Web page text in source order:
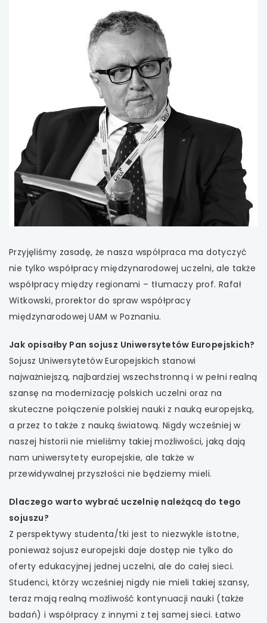
uwaga, link otwiera się w nowej karcie
uwaga, link otwiera się w nowej karcie
uwaga, link otwiera się w nowej karcie
uwaga, link otwiera się w nowej karcie
uwaga, link otwiera się w nowej karcie
uwaga, link otwiera się w nowej karcie
uwaga, link otwiera się w nowej karcie
uwaga, link otwiera się w nowej karcie
uwaga, link otwiera się w nowej karcie
uwaga, link otwiera się w nowej karcie
uwaga, link otwiera się w nowej karcie
uwaga, link otwiera się w nowej karcie
uwaga, link otwiera się w nowej karcie
uwaga, link otwiera się w nowej karcie
uwaga, link otwiera się w nowej karcie
uwaga, link otwiera się w nowej karcie
uwaga, link otwiera się w nowej karcie
uwaga, link otwiera się w nowej karcie
uwaga, link otwiera się w nowej karcie
uwaga, link otwiera się w nowej karcie
uwaga, link otwiera się w nowej karcie
Przyjęliśmy zasadę, że nasza współpraca ma dotyczyć
nie tylko współpracy międzynarodowej uczelni, ale także
współpracy między regionami – tłumaczy prof. Rafał
Witkowski, prorektor do spraw współpracy
międzynarodowej UAM w Poznaniu.
Jak opisałby Pan sojusz Uniwersytetów Europejskich?
Sojusz Uniwersytetów Europejskich stanowi
najważniejszą, najbardziej wszechstronną i w pełni realną
szansę na modernizację polskich uczelni oraz na
skuteczne połączenie polskiej nauki z nauką europejską,
a przez to także z nauką światową. Nigdy wcześniej w
naszej historii nie mieliśmy takiej możliwości, jaką dają
nam uniwersytety europejskie, ale także w
przewidywalnej przyszłości nie będziemy mieli.
Dlaczego warto wybrać uczelnię należącą do tego
sojuszu?
Z perspektywy studenta/tki jest to niezwykle istotne,
ponieważ sojusz europejski daje dostęp nie tylko do
oferty edukacyjnej jednej uczelni, ale do całej sieci.
Studenci, którzy wcześniej nigdy nie mieli takiej szansy,
teraz mają realną możliwość kontynuacji nauki (także
badań) i współpracy z innymi z tej samej sieci. Łatwo